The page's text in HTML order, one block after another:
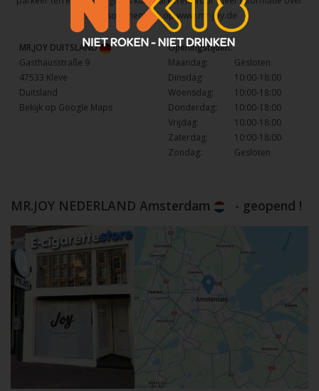
het assortiment kijk opwww.mr-joy.de
MR.JOY DUITSLAND
Gasthausstraße 9
47533 Kleve
Duitsland
Bekijk op Google Maps
Openingstijden:
Maandag:
Gesloten
Dinsdag:
10:00-18:00
Woensdag:
10:00-18:00
Donderdag:
10:00-18:00
Vrijdag:
10:00-18:00
Zaterdag:
10:00-18:00
Zondag:
Gesloten
MR.JOY NEDERLAND Amsterdam - geopend !